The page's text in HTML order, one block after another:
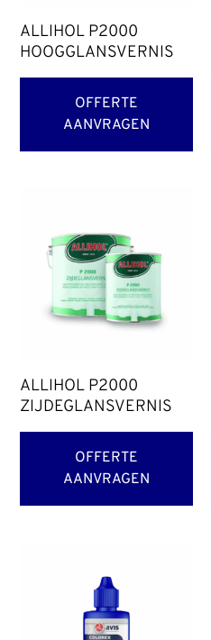
ALLIHOL P2000
HOOGGLANSVERNIS
OFFERTE
AANVRAGEN
ALLIHOL P2000
ZIJDEGLANSVERNIS
OFFERTE
AANVRAGEN